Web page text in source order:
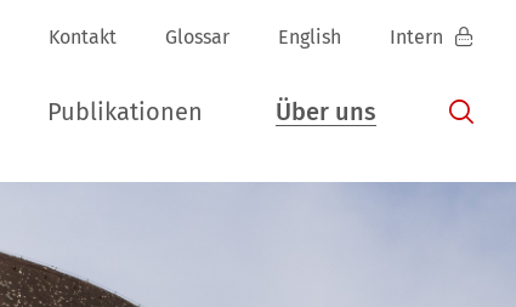
Kontakt Glossar English Intern
Publikationen Über uns